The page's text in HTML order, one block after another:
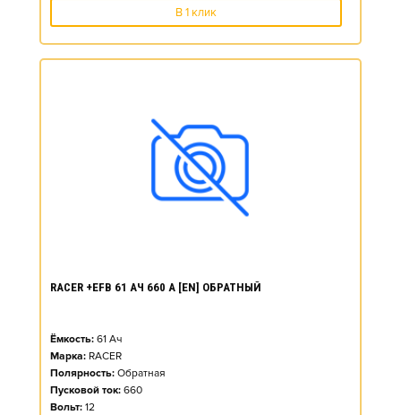
В 1 клик
RACER +EFB 61 АЧ 660 А [EN] ОБРАТНЫЙ
Ёмкость: 61 Ач
Марка: RACER
Полярность: Обратная
Пусковой ток: 660
Вольт: 12